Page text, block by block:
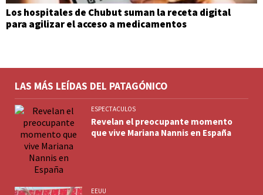
Los hospitales de Chubut suman la receta digital
para agilizar el acceso a medicamentos
LAS MÁS LEÍDAS DEL PATAGÓNICO
ESPECTACULOS
Revelan el preocupante momento
que vive Mariana Nannis en España
EEUU